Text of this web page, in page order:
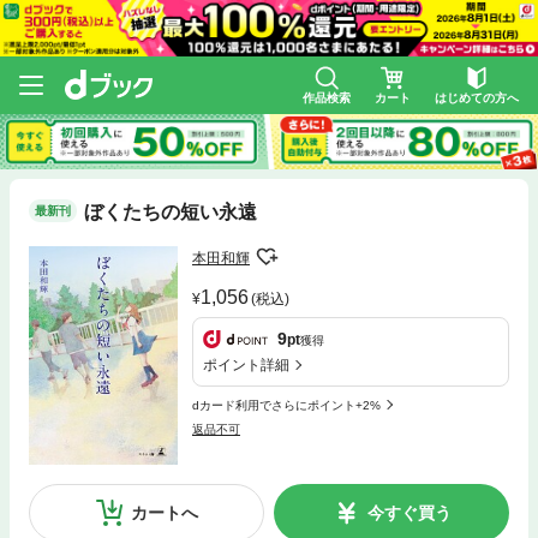
作品検索 カート はじめての方へ
最新刊 ぼくたちの短い永遠
本田和輝
1,056(税込)
9pt獲得
ポイント詳細
dカード利用でさらにポイント+2%
返品不可
カートへ 今すぐ買う